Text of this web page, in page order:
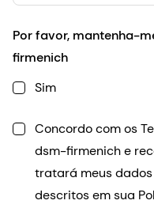
Por favor, mantenha-
firmenich
Sim
Concordo com os
dsm-firmenich e
tratará meus
descritos em sua